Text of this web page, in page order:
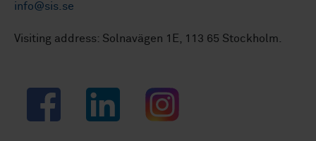
info@sis.se
Visiting address: Solnavägen 1E, 113 65 Stockholm.
Facebook LinkedIn Instagram